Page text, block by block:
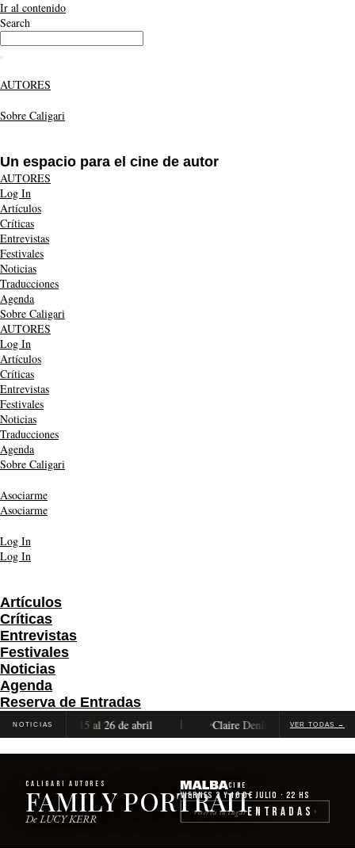
Ir al contenido
Search
AUTORES
Sobre Caligari
Un espacio para el cine de autor
AUTORES
Log In
Artículos
Críticas
Entrevistas
Festivales
Noticias
Traducciones
Agenda
Sobre Caligari
AUTORES
Log In
Artículos
Críticas
Entrevistas
Festivales
Noticias
Traducciones
Agenda
Sobre Caligari
Asociarme
Asociarme
Log In
Log In
Artículos
Críticas
Entrevistas
Festivales
Noticias
Agenda
Reserva de Entradas
NOTICIASdel 15 al 26 de abril Claire Denis será distinguida
VER TODAS →
CALIGARI AUTORES
FAMILY PORTRAIT
De LUCY KERR
Cine
Viernes 3 y 10 de julio · 22 hs
reserva tu lugarEntradas ›